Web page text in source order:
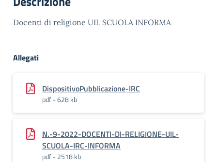
Docenti di religione UIL SCUOLA INFORMA
Allegati
DispositivoPubblicazione-IRC
pdf - 628 kb
N.-9-2022-DOCENTI-DI-RELIGIONE-UIL-
SCUOLA-IRC-INFORMA
pdf - 2518 kb